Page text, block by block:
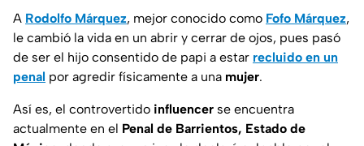
A Rodolfo Márquez, mejor conocido como Fofo Márquez,
le cambió la vida en un abrir y cerrar de ojos, pues pasó
de ser el hijo consentido de papi a estar recluido en un
penal por agredir físicamente a una mujer.
Así es, el controvertido influencer se encuentra
actualmente en el Penal de Barrientos, Estado de